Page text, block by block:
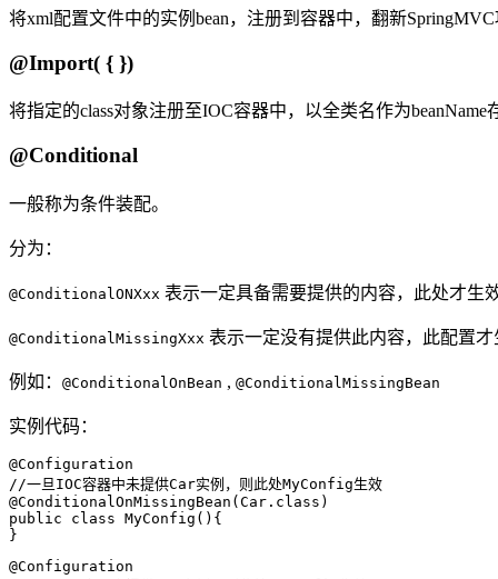
将xml配置文件中的实例bean，注册到容器中，翻新SpringMVC
@Import( { })
将指定的class对象注册至IOC容器中，以全类名作为beanName
@Conditional
一般称为条件装配。
分为：
@ConditionalONXxx 表示一定具备需要提供的内容，此处才生
@ConditionalMissingXxx 表示一定没有提供此内容，此配置才
例如： @ConditionalOnBean , @ConditionalMissingBean
实例代码：
@Configuration
//一旦IOC容器中未提供Car实例，则此处MyConfig生效
@ConditionalOnMissingBean(Car.class)
public class MyConfig(){
}
@Configuration